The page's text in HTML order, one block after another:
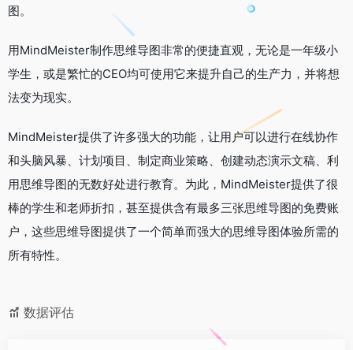
图。
用MindMeister制作思维导图非常的便捷直观，无论是一年级小
学生，或是繁忙的CEO均可使用它来提升自己的生产力，并将想
法变为现实。
MindMeister提供了许多强大的功能，让用户可以进行在线协作
和头脑风暴、计划项目、制定商业策略、创建动态演示文稿、利
用思维导图的无数好处进行教育。为此，MindMeister提供了很
棒的学生和老师折扣，甚至提供含有最多三张思维导图的免费账
户，这些思维导图提供了一个简单而强大的思维导图体验所需的
所有特性。
数据评估